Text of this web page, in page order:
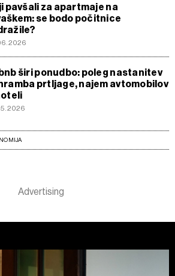
pavšali za apartmaje na
se bodo počitnice
širi ponudbo: poleg nastanitev
prtljage, najem avtomobilov